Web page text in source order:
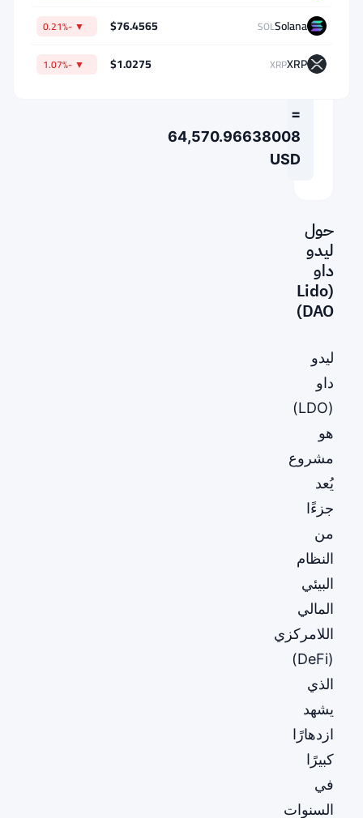
1
=
64,570.96638008
USD
حول
ليدو
داو
(Lido
DAO)
ليدو
داو
(LDO)
هو
مشروع
يُعد
جزءًا
من
النظام
البيئي
المالي
اللامركزي
(DeFi)
الذي
يشهد
ازدهارًا
كبيرًا
في
السنوات
Solana
SOL
$76.4565
▼ -0.21%
XRP
XRP
$1.0275
▼ -1.07%